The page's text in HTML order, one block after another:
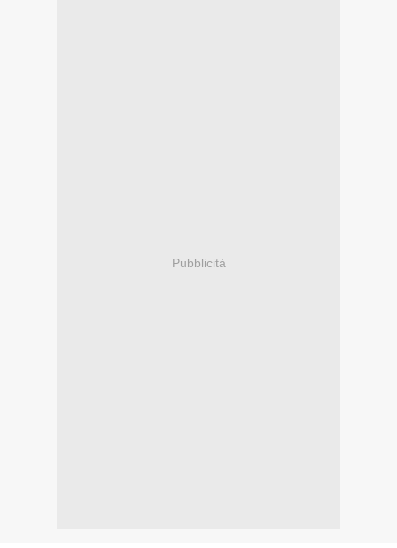
Pubblicità